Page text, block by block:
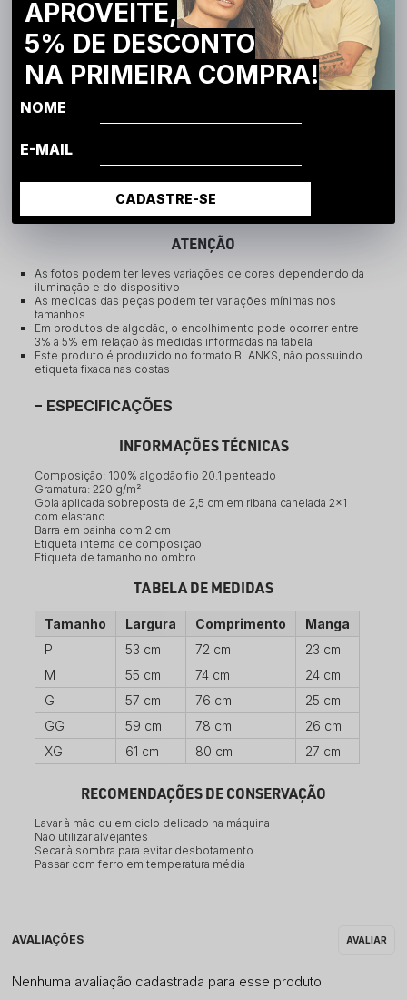
Compartilhe:
DESCRIÇÃO COMPLETA
Código Identificador (SKU): 1603059
Camiseta Heavy Regular - Brunx Ind
desenvolvida com malha fio 20.1 exclusiva 100% algodão e
acabamento ULTRA. Seu tecido especial garante conforto e
caimento moderno. A gola aplicada sobreposta em ribana
canelada confere um acabamento premium, sendo ideal para
marcas que buscam um produto avançado.
ATENÇÃO
As fotos podem ter leves variações de cores dependendo da
iluminação e do dispositivo
As medidas das peças podem ter variações mínimas nos
tamanhos
Em produtos de algodão, o encolhimento pode ocorrer entre
3% a 5% em relação às medidas informadas na tabela
Este produto é produzido no formato BLANKS, não possuindo
etiqueta fixada nas costas
ESPECIFICAÇÕES
INFORMAÇÕES TÉCNICAS
Composição: 100% algodão fio 20.1 penteado
Gramatura: 220 g/m²
Gola aplicada sobreposta de 2,5 cm em ribana canelada 2×1
com elastano
Barra em bainha com 2 cm
Etiqueta interna de composição
Etiqueta de tamanho no ombro
TABELA DE MEDIDAS
Tamanho Largura Comprimento
Manga
P
53 cm 72 cm
23 cm
M
55 cm 74 cm
24 cm
G
57 cm 76 cm
25 cm
GG
59 cm 78 cm
26 cm
XG
61 cm 80 cm 27 cm
RECOMENDAÇÕES DE CONSERVAÇÃO
Lavar à mão ou em ciclo delicado na máquina
Não utilizar alvejantes
Secar à sombra para evitar desbotamento
Passar com ferro em temperatura média
Nenhuma avaliação cadastrada para esse produto.
APROVEITE,
5% DE DESCONTO
NA PRIMEIRA COMPRA!
NOME
E-MAIL
CADASTRE-SE